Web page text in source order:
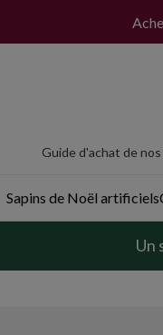
Guide d'achat de nos
Sapins de Noël artificiels
Un